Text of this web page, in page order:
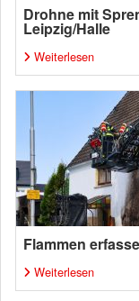
Drohne mit
Leipzig/Halle
Weiterlesen
Flammen
Weiterlesen